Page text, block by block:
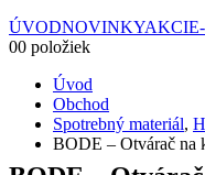
ÚVODNOVINKYAKCIE
00 položiek
Úvod
Obchod
Spotrebný materiál,
BODE – Otvárač na